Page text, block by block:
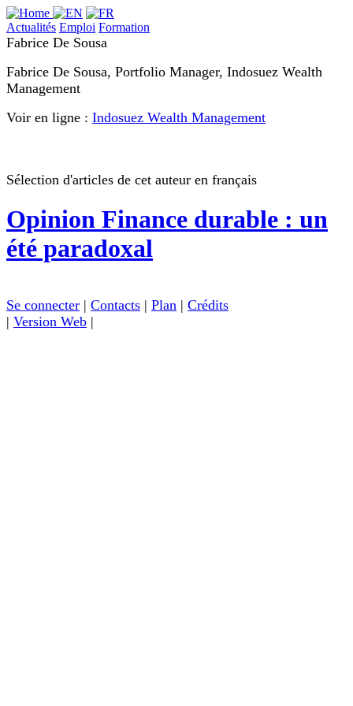
Actualités Emploi Formation
Fabrice De Sousa
Fabrice De Sousa, Portfolio Manager, Indosuez Wealth
Management
Voir en ligne : Indosuez Wealth Management
Sélection d'articles de cet auteur en français
Opinion Finance durable : un
été paradoxal
Se connecter | Contacts | Plan | Crédits
| Version Web |